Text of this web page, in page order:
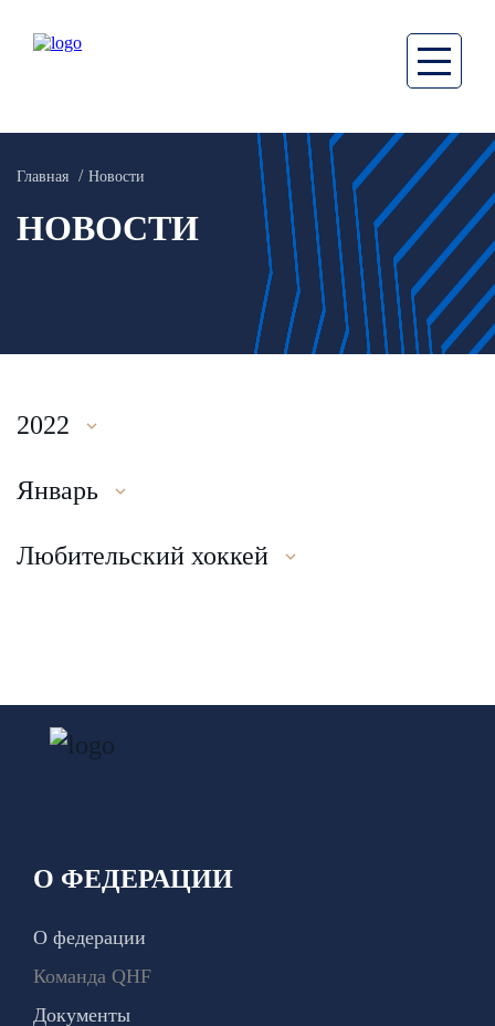
Главная Новости
НОВОСТИ
2022
Январь
Любительский хоккей
О ФЕДЕРАЦИИ
О федерации
Команда QHF
Документы